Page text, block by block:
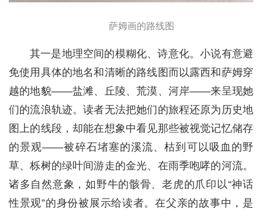
萨姆画的路线图
其一是地理空间的模糊化、诗意化。小说有意避
免使用具体的地名和清晰的路线图而以露西和萨姆穿
越的地貌——盐滩、丘陵、荒漠、河岸——来呈现她
们的流浪轨迹。读者无法把她们的旅程还原为历史地
图上的线段，却能在想象中看见那些被视觉记忆储存
的景观——被碎石堵塞的溪流、枯到可以吸血的野
草、栎树的绿叶间游走的金光、在雨季咆哮的河流。
诸多自然意象，如野牛的骸骨、老虎的爪印以“神话
性景观”的身份被展示给读者。在父亲的故事中，是